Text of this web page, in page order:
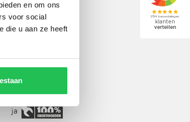
en om ons
voor social
die u aan ze heeft
BTW
6
2996 CC
441 PK
ja